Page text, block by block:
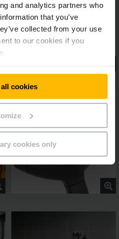
and analytics partners who
that you’ve
collected from your use
to our cookies if you
cookies
cookies only